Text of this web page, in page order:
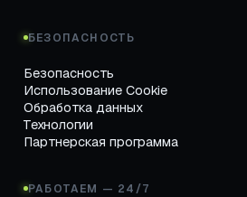
БЕЗОПАСНОСТЬ
Безопасность
Использование Cookie
Обработка данных
Технологии
Партнерская программа
РАБОТАЕМ — 24/7